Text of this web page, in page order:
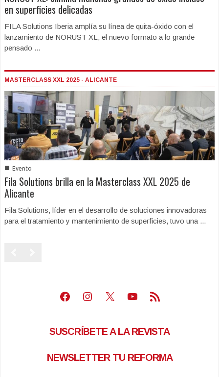
en superficies delicadas
FILA Solutions Iberia amplía su línea de quita-óxido con el
lanzamiento de NORUST XL, el nuevo formato a lo grande
pensado ...
MASTERCLASS XXL 2025 - ALICANTE
■ Evento
Fila Solutions brilla en la Masterclass XXL 2025 de
Alicante
Fila Solutions, líder en el desarrollo de soluciones innovadoras
para el tratamiento y mantenimiento de superficies, tuvo una ...
Facebook
Instagram
X Youtube
Feed RSS
SUSCRÍBETE A LA REVISTA
NEWSLETTER TU REFORMA